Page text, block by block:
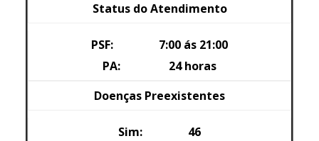
Status do Atendimento
PSF: 7:00 ás 21:00
PA: 24 horas
Doenças Preexistentes
Sim: 46